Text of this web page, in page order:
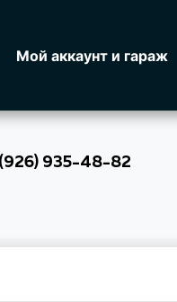
Мой аккаунт и гараж
935-48-82